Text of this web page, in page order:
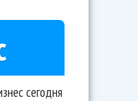
сегодня